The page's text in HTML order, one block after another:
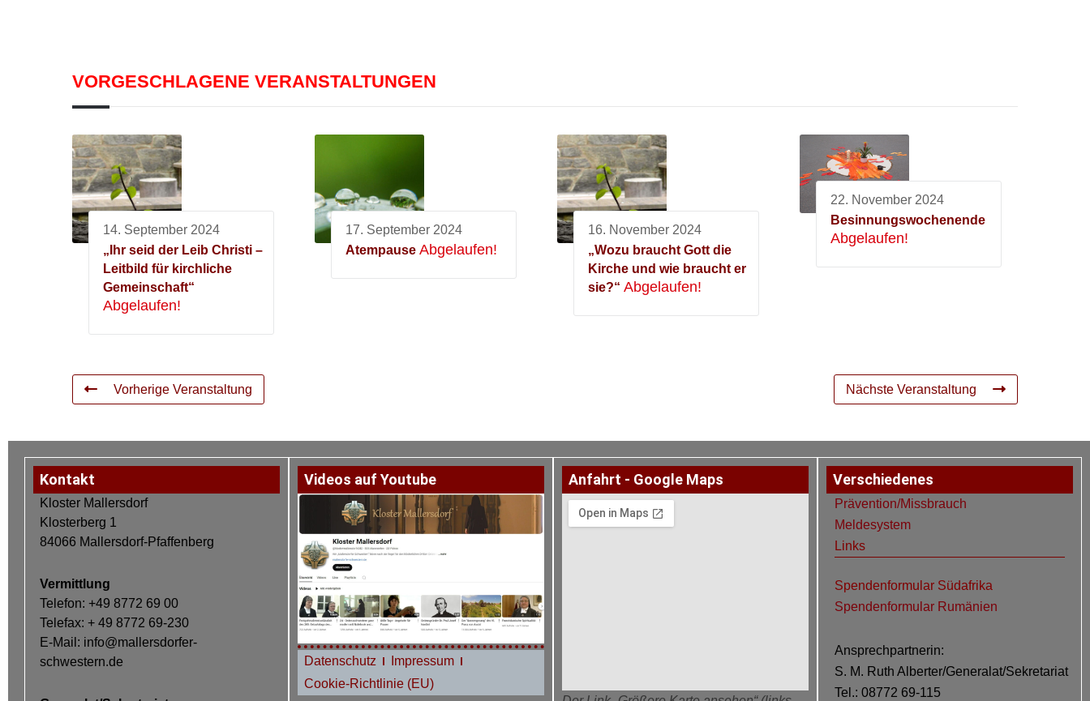
VORGESCHLAGENE VERANSTALTUNGEN
14. September 2024
„Ihr seid der Leib Christi –
Leitbild für kirchliche
Gemeinschaft“
Abgelaufen!
17. September 2024
Atempause Abgelaufen!
16. November 2024
„Wozu braucht Gott die
Kirche und wie braucht er
sie?“ Abgelaufen!
22. November 2024
Besinnungswochenende
Abgelaufen!
Vorherige Veranstaltung Nächste Veranstaltung
Kontakt
Kloster Mallersdorf
Klosterberg 1
84066 Mallersdorf-Pfaffenberg
Vermittlung
Telefon: +49 8772 69 00
Telefax: + 49 8772 69-230
E-Mail: info@mallersdorfer-
schwestern.de
Videos auf Youtube
Datenschutz
Impressum
Cookie-Richtlinie (EU)
Anfahrt - Google Maps Verschiedenes
Prävention/Missbrauch
Meldesystem
Links
Spendenformular Südafrika
Spendenformular Rumänien
Ansprechpartnerin:
S. M. Ruth Alberter/Generalat/Sekretariat
Tel.: 08772 69-115